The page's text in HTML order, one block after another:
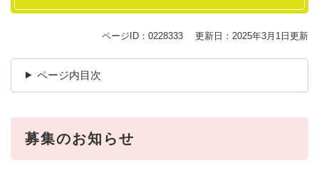
ページID：0228333 更新日：2025年3月1日更新
ページ内目次
募集のお知らせ